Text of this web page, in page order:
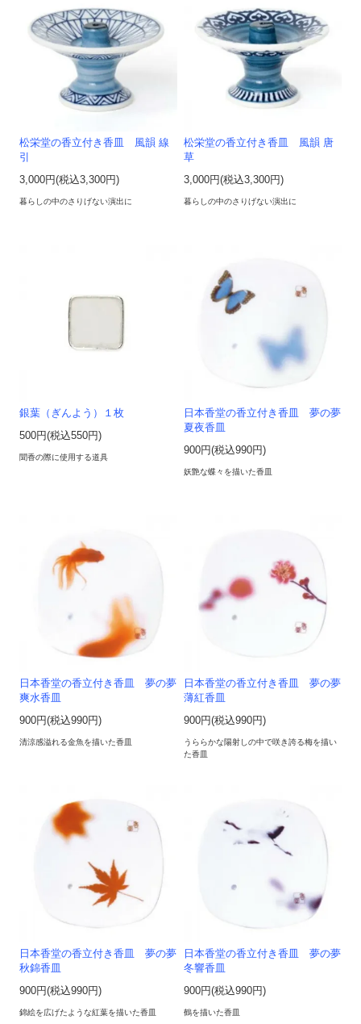
松栄堂の香立付き香皿 風韻 線
引
3,000円(税込3,300円)
暮らしの中のさりげない演出に
松栄堂の香立付き香皿 風韻 唐
草
3,000円(税込3,300円)
暮らしの中のさりげない演出に
銀葉（ぎんよう）１枚
500円(税込550円)
聞香の際に使用する道具
日本香堂の香立付き香皿 夢の夢
夏夜香皿
900円(税込990円)
妖艶な蝶々を描いた香皿
日本香堂の香立付き香皿 夢の夢
爽水香皿
900円(税込990円)
清涼感溢れる金魚を描いた香皿
日本香堂の香立付き香皿 夢の夢
薄紅香皿
900円(税込990円)
うららかな陽射しの中で咲き誇る梅を描い
た香皿
日本香堂の香立付き香皿 夢の夢
秋錦香皿
900円(税込990円)
錦絵を広げたような紅葉を描いた香皿
日本香堂の香立付き香皿 夢の夢
冬響香皿
900円(税込990円)
鶴を描いた香皿